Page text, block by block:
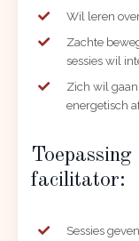
Wil leren
Zachte
sessies wil
Zich wil
energetisch
facilitator:
Sessies